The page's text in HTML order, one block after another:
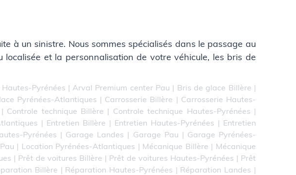
à un sinistre. Nous sommes spécialisés dans le passage au
et la personnalisation de votre véhicule, les bris de
Pyrénées | Arval Premium center Pau | Bris de glace Billère |
Pyrénées-Atlantiques | Carrosserie Billère | Carrosserie Hautes-
| Controle technique Billère | Controle technique Hautes-Pyrénées |
| Entretien Billère | Entretien Hautes-Pyrénées | Entretien
Pyrénées | Garage Landes | Garage Pau | Garage Pyrénées-
| Location Pyrénées-Atlantiques | Mécanique Billère | Mécanique
| Prêt de voitures Billère | Prêt de voitures Hautes-Pyrénées | Prêt
Billère | Réparation Hautes-Pyrénées | Réparation Landes |